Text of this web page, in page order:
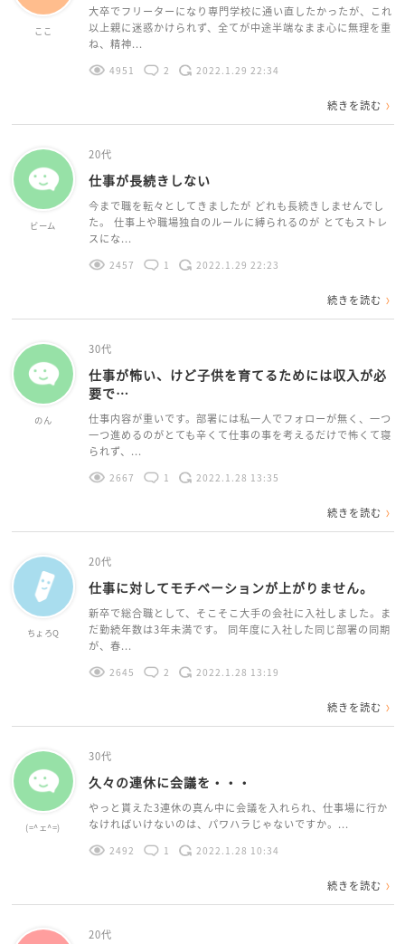
ここ
大卒でフリーターになり専門学校に通い直したかったが、これ
以上親に迷惑かけられず、全てが中途半端なまま心に無理を重
ね、精神...
4951 2 2022.1.29 22:34
続きを読む
ビーム
20代
仕事が長続きしない
今まで職を転々としてきましたが どれも長続きしませんでし
た。 仕事上や職場独自のルールに縛られるのが とてもストレ
スにな...
2457 1 2022.1.29 22:23
続きを読む
のん
30代
仕事が怖い、けど子供を育てるためには収入が必
要で…
仕事内容が重いです。部署には私一人でフォローが無く、一つ
一つ進めるのがとても辛くて仕事の事を考えるだけで怖くて寝
られず、...
2667 1 2022.1.28 13:35
続きを読む
ちょろQ
20代
仕事に対してモチベーションが上がりません。
新卒で総合職として、そこそこ大手の会社に入社しました。ま
だ勤続年数は3年未満です。 同年度に入社した同じ部署の同期
が、春...
2645 2 2022.1.28 13:19
続きを読む
(=^ェ^=)
30代
久々の連休に会議を・・・
やっと貰えた3連休の真ん中に会議を入れられ、仕事場に行か
なければいけないのは、パワハラじゃないですか。...
2492 1 2022.1.28 10:34
続きを読む
20代